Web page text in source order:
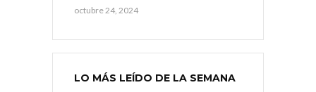
octubre 24, 2024
LO MÁS LEÍDO DE LA SEMANA